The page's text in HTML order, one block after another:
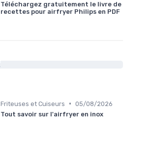
Téléchargez gratuitement le livre de
recettes pour airfryer Philips en PDF
Friteuses et Cuiseurs • 05/08/2026
Tout savoir sur l'airfryer en inox